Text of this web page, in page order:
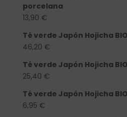
porcelana
13,90 €
Té verde Japón Hojicha
46,20 €
Té verde Japón Hojicha
25,40 €
Té verde Japón Hojicha
6,95 €